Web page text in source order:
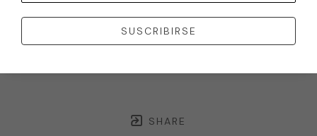
SHARE
SUSCRIBIRSE